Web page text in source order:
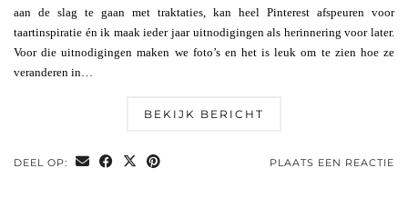
aan de slag te gaan met traktaties, kan heel Pinterest afspeuren voor
taartinspiratie én ik maak ieder jaar uitnodigingen als herinnering voor later.
Voor die uitnodigingen maken we foto’s en het is leuk om te zien hoe ze
veranderen in…
BEKIJK BERICHT
DEEL OP: PLAATS EEN REACTIE